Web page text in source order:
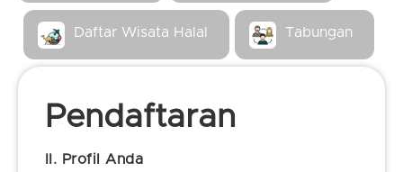
Daftar Wisata Halal Tabungan
Pendaftaran
II. Profil Anda